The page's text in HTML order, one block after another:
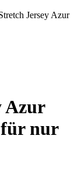
Jersey Azur
Azur
für nur